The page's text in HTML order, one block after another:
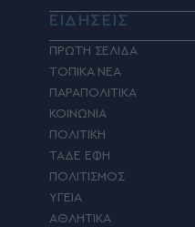
ΕΙΔΗΣΕΙΣ
ΠΡΩΤΗ ΣΕΛΙΔΑ
ΤΟΠΙΚΑ ΝΕΑ
ΠΑΡΑΠΟΛΙΤΙΚΑ
ΚΟΙΝΩΝΙΑ
ΠΟΛΙΤΙΚΗ
ΤΑΔΕ ΕΦΗ
ΠΟΛΙΤΙΣΜΟΣ
ΥΓΕΙΑ
ΑΘΛΗΤΙΚΑ